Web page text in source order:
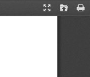
Presentation
Open Print